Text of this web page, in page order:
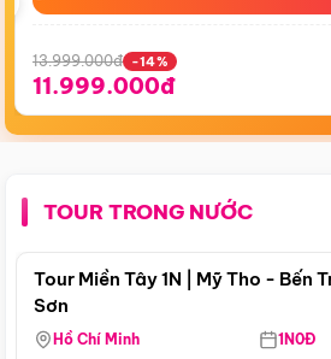
13.999.000đ -14%
11.999.000đ
TOUR TRONG NƯỚC
Tour Miền Tây 1N | Mỹ Tho - Bến
Sơn
Hồ Chí Minh 1N0Đ